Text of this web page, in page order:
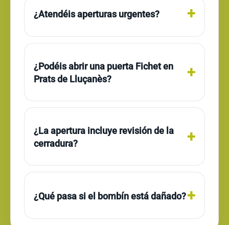
¿Atendéis aperturas urgentes?
¿Podéis abrir una puerta Fichet en
Prats de Lluçanès?
¿La apertura incluye revisión de la
cerradura?
¿Qué pasa si el bombín está dañado?